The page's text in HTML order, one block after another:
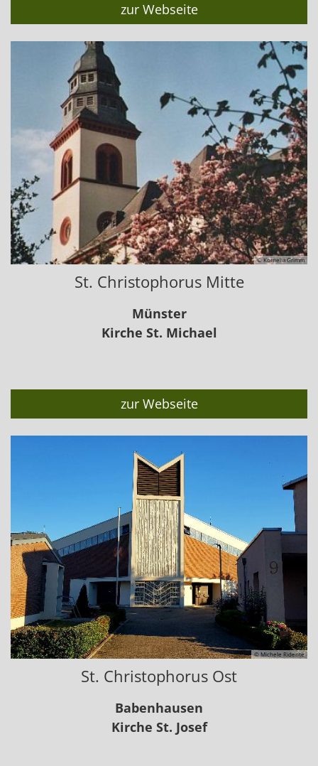
zur Webseite
© Kornelia Grimm
St. Christophorus Mitte
Münster
Kirche St. Michael
zur Webseite
© Michele Ridente
St. Christophorus Ost
Babenhausen
Kirche St. Josef